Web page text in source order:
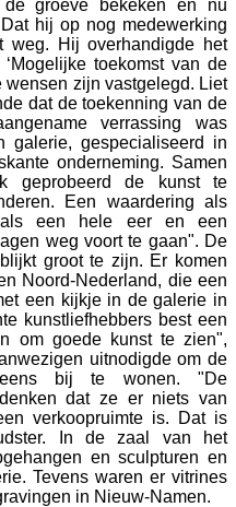
de groeve bekeken en nu
hij op nog medewerking
weg. Hij overhandigde het
toekomst van de
wensen zijn vastgelegd. Liet
dat de toekenning van de
verrassing was
galerie, gespecialiseerd in
onderneming. Samen
geprobeerd de kunst te
Een waardering als
een hele eer en een
weg voort te gaan". De
groot te zijn. Er komen
Noord-Nederland, die een
een kijkje in de galerie in
kunstliefhebbers best een
om goede kunst te zien",
uitnodigde om de
eens bij te wonen. "De
dat ze er niets van
verkoopruimte is. Dat is
In de zaal van het
en sculpturen en
Tevens waren er vitrines
in Nieuw-Namen.